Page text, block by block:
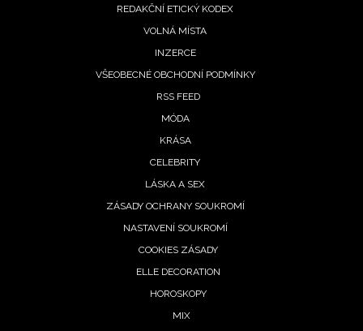
REDAKCE
REDAKČNÍ ETICKÝ KODEX
VOLNÁ MÍSTA
INZERCE
VŠEOBECNÉ OBCHODNÍ PODMÍNKY
RSS FEED
MÓDA
KRÁSA
CELEBRITY
LÁSKA A SEX
ZÁSADY OCHRANY SOUKROMÍ
NASTAVENÍ SOUKROMÍ
COOKIES ZÁSADY
ELLE DECORATION
HOROSKOPY
MIX